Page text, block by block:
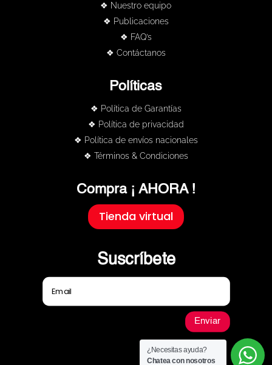
❖ Nuestro equipo
❖ Publicaciones
❖ FAQ’s
❖ Contáctanos
Políticas
❖ Política de Garantías
❖ Política de privacidad
❖ Política de envíos nacionales
❖ Términos & Condiciones
Compra ¡ AHORA !
Tienda virtual
Suscríbete
Enviar
¿Necesitas ayuda?
Chatea con nosotros